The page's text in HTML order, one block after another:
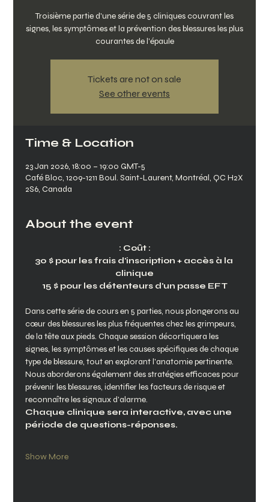
Troisième partie d'une série de 5 cliniques couvrant les
signes, les symptômes et la prévention des blessures les plus
courantes de l'épaule
Tickets are not on sale
See other events
Time & Location
23 Jan 2026, 18:00 – 19:00 GMT-5
Café Bloc, 1209-1211 Boul. Saint-Laurent, Montréal, QC H2X
2S6, Canada
About the event
: Coût :
30 $ pour les frais d'inscription + accès à la
clinique
15 $ pour les détenteurs d'un passe EFT
Dans cette série de cours en 5 parties, nous plongerons au
cœur des blessures les plus fréquentes chez les grimpeurs,
de la tête aux pieds. Chaque session décortiquera les
signes, les symptômes et les causes spécifiques de chaque
type de blessure, tout en explorant l'anatomie pertinente.
Nous aborderons également des stratégies efficaces pour
prévenir les blessures, identifier les facteurs de risque et
reconnaître les signaux d'alarme.
Chaque clinique sera interactive, avec une
période de questions-réponses.
Show More